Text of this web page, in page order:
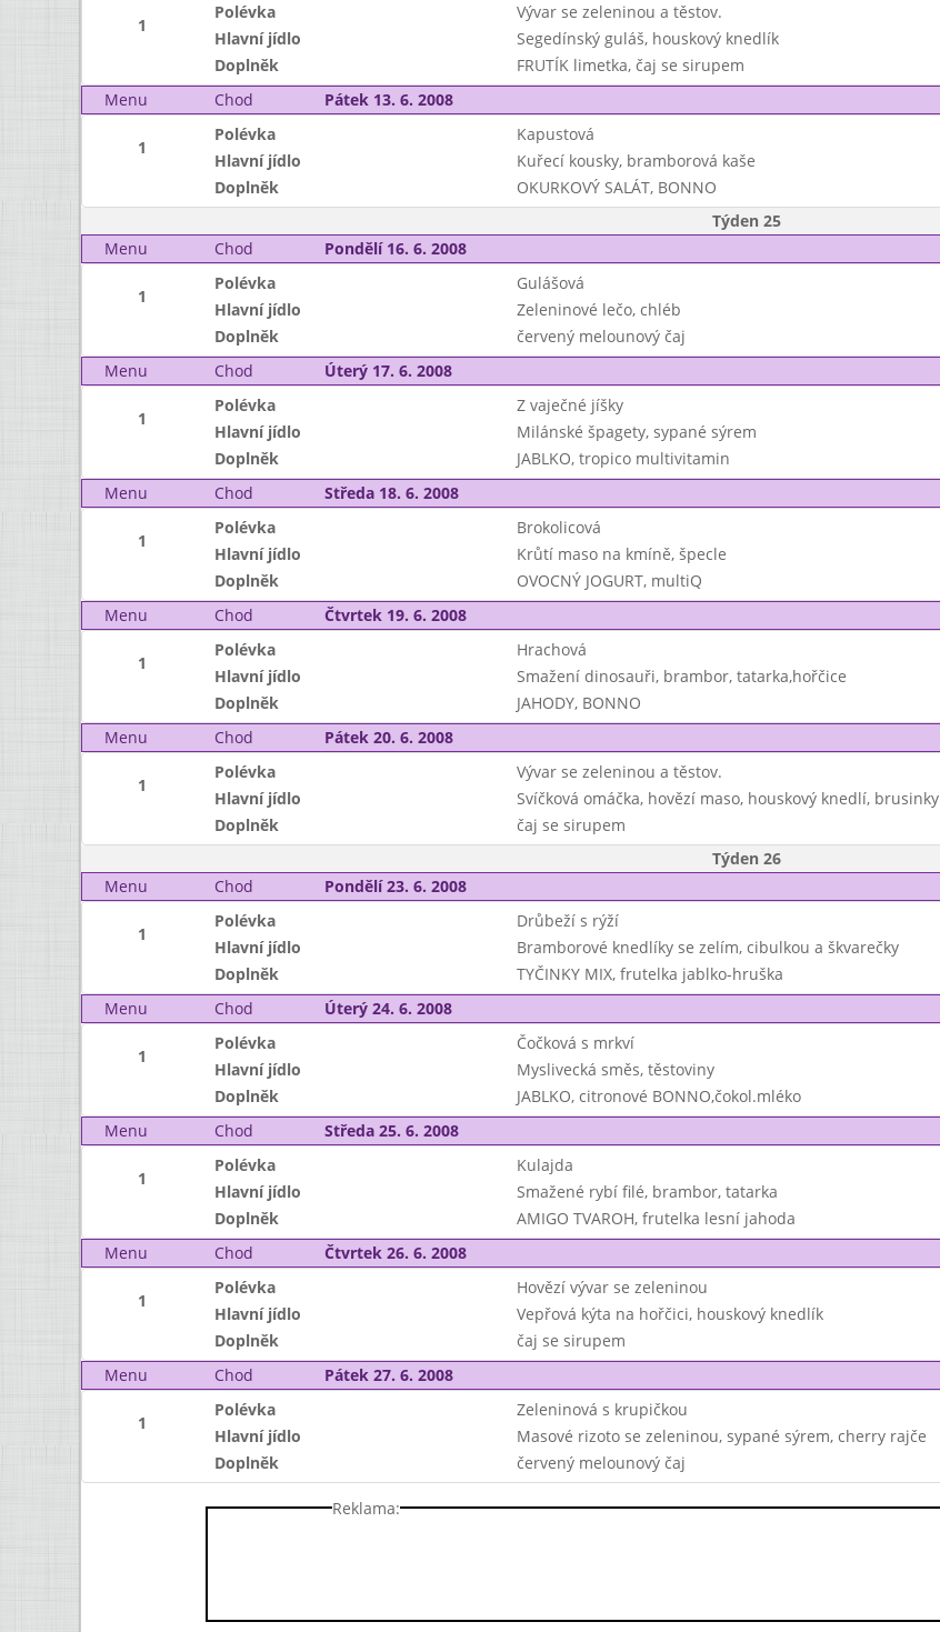
1
Polévka
Vývar se zeleninou a těstov.
Hlavní jídlo
Segedínský guláš, houskový knedlík
Doplněk
FRUTÍK limetka, čaj se sirupem
Menu
Chod Pátek 13. 6. 2008
1
Polévka
Kapustová
Hlavní jídlo
Kuřecí kousky, bramborová kaše
Doplněk
OKURKOVÝ SALÁT, BONNO
Týden 25
Menu
Chod Pondělí 16. 6. 2008
1
Polévka
Gulášová
Hlavní jídlo
Zeleninové lečo, chléb
Doplněk
červený melounový čaj
Menu
Chod Úterý 17. 6. 2008
1
Polévka
Z vaječné jíšky
Hlavní jídlo
Milánské špagety, sypané sýrem
Doplněk
JABLKO, tropico multivitamin
Menu
Chod Středa 18. 6. 2008
1
Polévka
Brokolicová
Hlavní jídlo
Krůtí maso na kmíně, špecle
Doplněk
OVOCNÝ JOGURT, multiQ
Menu
Chod Čtvrtek 19. 6. 2008
1
Polévka
Hrachová
Hlavní jídlo
Smažení dinosauři, brambor, tatarka,hořčice
Doplněk
JAHODY, BONNO
Menu
Chod Pátek 20. 6. 2008
1
Polévka
Vývar se zeleninou a těstov.
Hlavní jídlo
Svíčková omáčka, hovězí maso, houskový knedlí, brusinky
Doplněk
čaj se sirupem
Týden 26
Menu
Chod Pondělí 23. 6. 2008
1
Polévka
Drůbeží s rýží
Hlavní jídlo
Bramborové knedlíky se zelím, cibulkou a škvarečky
Doplněk
TYČINKY MIX, frutelka jablko-hruška
Menu
Chod Úterý 24. 6. 2008
1
Polévka
Čočková s mrkví
Hlavní jídlo
Myslivecká směs, těstoviny
Doplněk
JABLKO, citronové BONNO,čokol.mléko
Menu
Chod Středa 25. 6. 2008
1
Polévka
Kulajda
Hlavní jídlo
Smažené rybí filé, brambor, tatarka
Doplněk
AMIGO TVAROH, frutelka lesní jahoda
Menu
Chod Čtvrtek 26. 6. 2008
1
Polévka
Hovězí vývar se zeleninou
Hlavní jídlo
Vepřová kýta na hořčici, houskový knedlík
Doplněk
čaj se sirupem
Menu
Chod Pátek 27. 6. 2008
1
Polévka
Zeleninová s krupičkou
Hlavní jídlo
Masové rizoto se zeleninou, sypané sýrem, cherry rajče
Doplněk
červený melounový čaj
Reklama: